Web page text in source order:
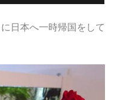
日本へ一時帰国をして